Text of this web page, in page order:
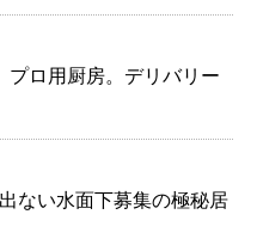
プロ用厨房。デリバリー
ない水面下募集の極秘居